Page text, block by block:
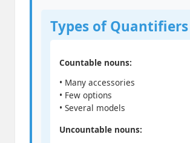
Types of Quantifiers
Countable nouns:
• Many accessories
• Few options
• Several models
Uncountable nouns: